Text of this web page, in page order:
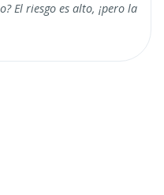
El riesgo es alto, ¡pero la